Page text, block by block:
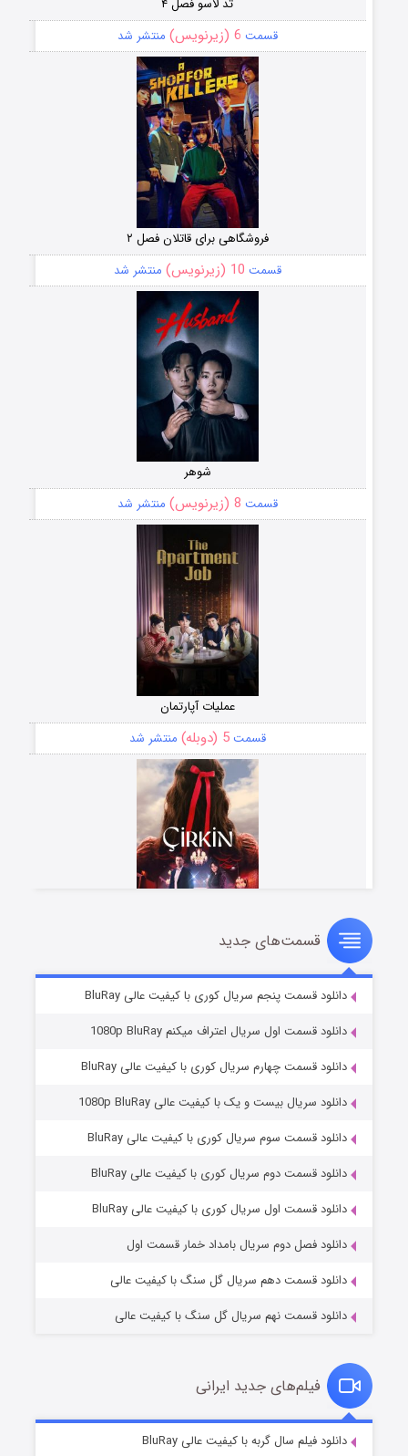
تد لاسو فصل ۴
قسمت 6 (زیرنویس) منتشر شد
فروشگاهی برای قاتلان فصل ۲
قسمت 10 (زیرنویس) منتشر شد
شوهر
قسمت 8 (زیرنویس) منتشر شد
عملیات آپارتمان
قسمت5 (دوبله) منتشر شد
سریال زشت
قسمت2 (زیرنویس) منتشر شد
مردگان متحرک: شهر مرده ۳
قسمت2 (زیرنویس) منتشر شد
قسمت7 (زیرنویس) منتشر شد
قسمت‌های جدید
دانلود قسمت پنجم سریال کوری با کیفیت عالی BluRay
دانلود قسمت اول سریال اعتراف میکنم 1080p BluRay
دانلود قسمت چهارم سریال کوری با کیفیت عالی BluRay
دانلود سریال بیست و یک با کیفیت عالی 1080p BluRay
دانلود قسمت سوم سریال کوری با کیفیت عالی BluRay
دانلود قسمت دوم سریال کوری با کیفیت عالی BluRay
دانلود قسمت اول سریال کوری با کیفیت عالی BluRay
دانلود فصل دوم سریال بامداد خمار قسمت اول
دانلود قسمت دهم سریال گل سنگ با کیفیت عالی
دانلود قسمت نهم سریال گل سنگ با کیفیت عالی
فیلم‌های جدید ایرانی
دانلود فیلم سال گربه با کیفیت عالی BluRay